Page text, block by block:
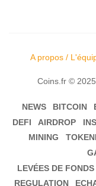
A propos /
Coins.fr ©
NEWS BITCOIN
DEFI
AIRDROP
MINING
LEVÉES DE
REGULATION